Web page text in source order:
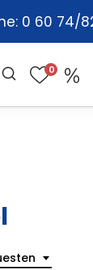
0 60 74/
0